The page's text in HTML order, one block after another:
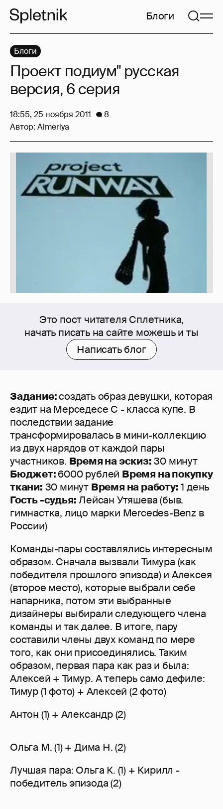
Блоги
Это пост читателя Сплетника,
начать писать на сайте можешь и ты
Написать блог
Задание:создать образ девушки, которая
ездит на Мерседесе C - класса купе. В
последствии задание
трансформировалась в мини-коллекцию
из двух нарядов от каждой пары
участников. Время на эскиз:30 минут
Бюджет:6000 рублей Время на покупку
ткани: 30 минут Время на работу:1 день
Гость -судья:Лейсан Утяшева (быв.
гимнастка, лицо марки Mercedes-Benz в
России)
Команды-пары составлялись интересным
образом. Сначала вызвали Тимура (как
победителя прошлого эпизода) и Алексея
(второе место), которые выбрали себе
напарника, потом эти выбранные
дизайнеры выбирали следующего члена
команды и так далее. В итоге, пару
составили члены двух команд по мере
того, как они присоединялись. Таким
образом, первая пара как раз и была:
Алексей + Тимур. А теперь само дефиле:
Тимур (1 фото) + Алексей (2 фото)
Антон (1) + Александр (2)
Ольга М. (1) + Дима Н. (2)
Лучшая пара: Ольга К. (1) + Кирилл -
победитель эпизода (2)
Блоги
Проект подиум" русская
версия, 6 серия
18:55, 25 ноября 2011
8
Автор: Almeriya